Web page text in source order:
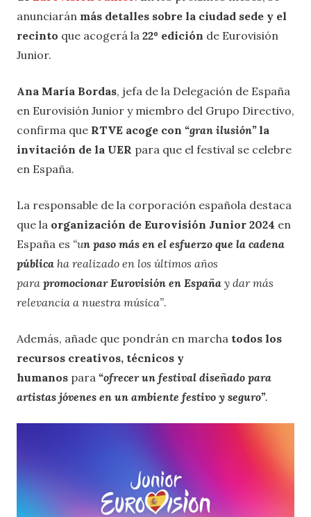
anunciarán más detalles sobre la ciudad sede y el
recinto que acogerá la 22º edición de Eurovisión
Junior.
Ana María Bordas, jefa de la Delegación de España
en Eurovisión Junior y miembro del Grupo Directivo,
confirma que RTVE acoge con “gran ilusión”la
invitación de la UER para que el festival se celebre
en España.
La responsable de la corporación española destaca
que la organización de Eurovisión Junior 2024 en
España es “un paso más en el esfuerzo que la cadena
pública ha realizado en los últimos años
para promocionar Eurovisión en España y dar más
relevancia a nuestra música”.
Además, añade que pondrán en marcha todos los
recursos creativos, técnicos y
humanos para “ofrecer un festival diseñado para
artistas jóvenes en un ambiente festivo y seguro”.